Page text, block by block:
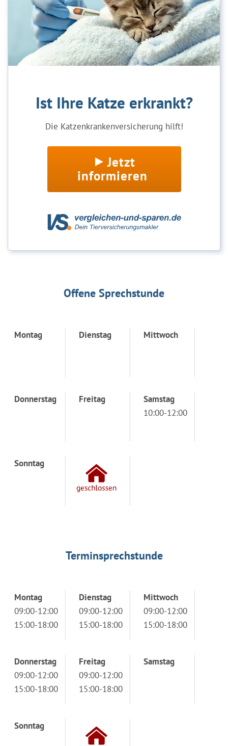
Ist Ihre Katze erkrankt?
Die Katzenkrankenversicherung hilft!
Jetzt
informieren
Offene Sprechstunde
Montag Dienstag Mittwoch
Donnerstag Freitag
Samstag
10:00-12:00
Sonntag
Terminsprechstunde
Montag
09:00-12:00
15:00-18:00
Dienstag
09:00-12:00
15:00-18:00
Mittwoch
09:00-12:00
15:00-18:00
Donnerstag
09:00-12:00
15:00-18:00
Freitag
09:00-12:00
15:00-18:00
Samstag
Sonntag